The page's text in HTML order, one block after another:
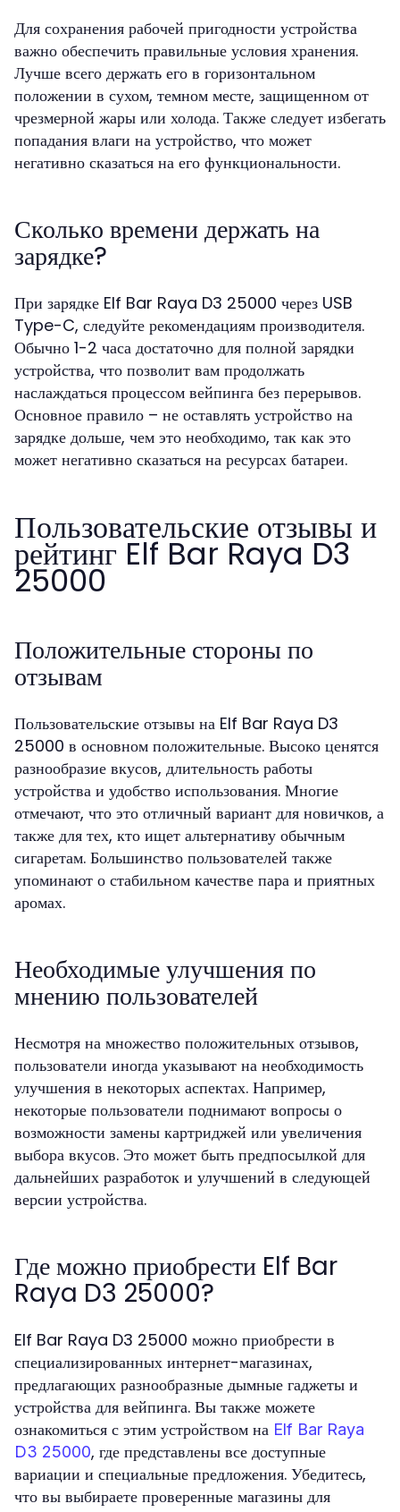
Для сохранения рабочей пригодности устройства
важно обеспечить правильные условия хранения.
Лучше всего держать его в горизонтальном
положении в сухом, темном месте, защищенном от
чрезмерной жары или холода. Также следует избегать
попадания влаги на устройство, что может
негативно сказаться на его функциональности.
Сколько времени держать на
зарядке?
При зарядке Elf Bar Raya D3 25000 через USB
Type-C, следуйте рекомендациям производителя.
Обычно 1-2 часа достаточно для полной зарядки
устройства, что позволит вам продолжать
наслаждаться процессом вейпинга без перерывов.
Основное правило – не оставлять устройство на
зарядке дольше, чем это необходимо, так как это
может негативно сказаться на ресурсах батареи.
Пользовательские отзывы и
рейтинг Elf Bar Raya D3
25000
Положительные стороны по
отзывам
Пользовательские отзывы на Elf Bar Raya D3
25000 в основном положительные. Высоко ценятся
разнообразие вкусов, длительность работы
устройства и удобство использования. Многие
отмечают, что это отличный вариант для новичков, а
также для тех, кто ищет альтернативу обычным
сигаретам. Большинство пользователей также
упоминают о стабильном качестве пара и приятных
аромах.
Необходимые улучшения по
мнению пользователей
Несмотря на множество положительных отзывов,
пользователи иногда указывают на необходимость
улучшения в некоторых аспектах. Например,
некоторые пользователи поднимают вопросы о
возможности замены картриджей или увеличения
выбора вкусов. Это может быть предпосылкой для
дальнейших разработок и улучшений в следующей
версии устройства.
Где можно приобрести Elf Bar
Raya D3 25000?
Elf Bar Raya D3 25000 можно приобрести в
специализированных интернет-магазинах,
предлагающих разнообразные дымные гаджеты и
устройства для вейпинга. Вы также можете
ознакомиться с этим устройством на Elf Bar Raya
D3 25000, где представлены все доступные
вариации и специальные предложения. Убедитесь,
что вы выбираете проверенные магазины для